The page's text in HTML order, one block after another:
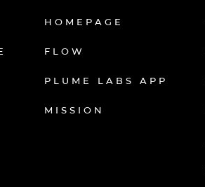
HOMEPAGE
FLOW
PLUME LABS APP
MISSION